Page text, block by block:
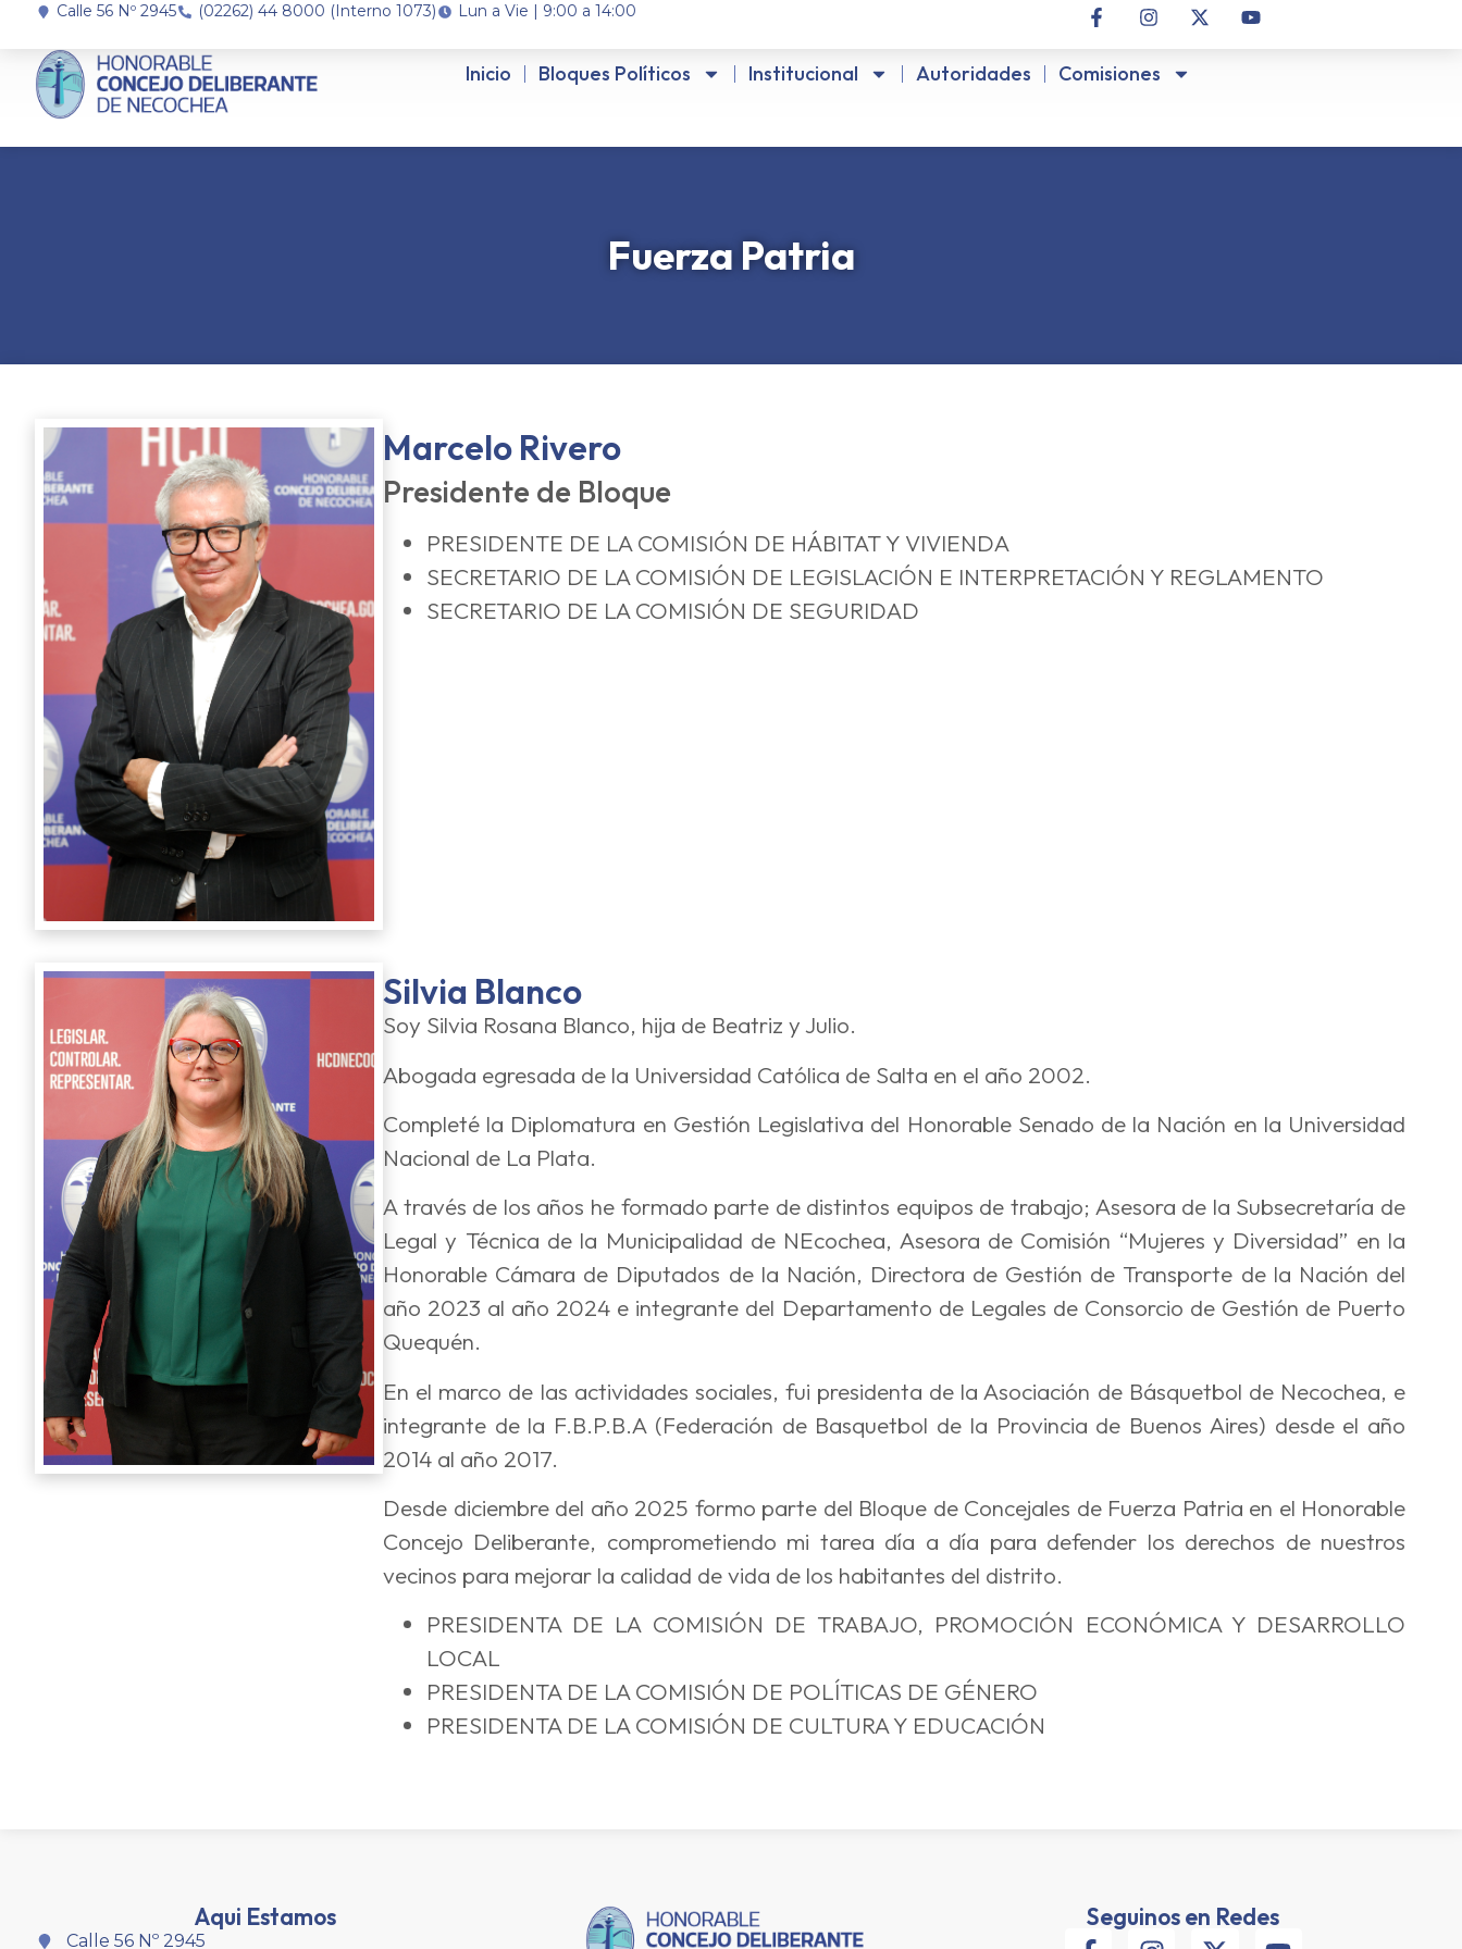
Calle 56 Nº 2945 (02262) 44 8000 (Interno 1073) Lun a Vie | 9:00 a 14:00
Inicio Bloques Políticos Institucional Autoridades Comisiones
Fuerza Patria
Marcelo Rivero
Presidente de Bloque
PRESIDENTE DE LA COMISIÓN DE HÁBITAT Y VIVIENDA
SECRETARIO DE LA COMISIÓN DE LEGISLACIÓN E INTERPRETACIÓN Y REGLAMENTO
SECRETARIO DE LA COMISIÓN DE SEGURIDAD
Silvia Blanco
Soy Silvia Rosana Blanco, hija de Beatriz y Julio.
Abogada egresada de la Universidad Católica de Salta en el año 2002.
Completé la Diplomatura en Gestión Legislativa del Honorable Senado de la Nación en la Universidad
Nacional de La Plata.
A través de los años he formado parte de distintos equipos de trabajo; Asesora de la Subsecretaría de
Legal y Técnica de la Municipalidad de NEcochea, Asesora de Comisión “Mujeres y Diversidad” en la
Honorable Cámara de Diputados de la Nación, Directora de Gestión de Transporte de la Nación del
año 2023 al año 2024 e integrante del Departamento de Legales de Consorcio de Gestión de Puerto
Quequén.
En el marco de las actividades sociales, fui presidenta de la Asociación de Básquetbol de Necochea, e
integrante de la F.B.P.B.A (Federación de Basquetbol de la Provincia de Buenos Aires) desde el año
2014 al año 2017.
Desde diciembre del año 2025 formo parte del Bloque de Concejales de Fuerza Patria en el Honorable
Concejo Deliberante, comprometiendo mi tarea día a día para defender los derechos de nuestros
vecinos para mejorar la calidad de vida de los habitantes del distrito.
PRESIDENTA DE LA COMISIÓN DE TRABAJO, PROMOCIÓN ECONÓMICA Y DESARROLLO
LOCAL
PRESIDENTA DE LA COMISIÓN DE POLÍTICAS DE GÉNERO
PRESIDENTA DE LA COMISIÓN DE CULTURA Y EDUCACIÓN
Aqui Estamos
Calle 56 Nº 2945
Seguinos en Redes